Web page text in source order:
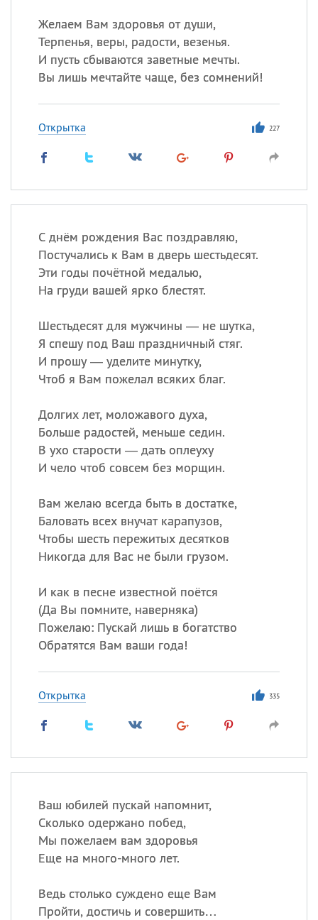
Желаем Вам здоровья от души,
Терпенья, веры, радости, везенья.
И пусть сбываются заветные мечты.
Вы лишь мечтайте чаще, без сомнений!
Открытка 227
С днём рождения Вас поздравляю,
Постучались к Вам в дверь шестьдесят.
Эти годы почётной медалью,
На груди вашей ярко блестят.
Шестьдесят для мужчины — не шутка,
Я спешу под Ваш праздничный стяг.
И прошу — уделите минутку,
Чтоб я Вам пожелал всяких благ.
Долгих лет, моложавого духа,
Больше радостей, меньше седин.
В ухо старости — дать оплеуху
И чело чтоб совсем без морщин.
Вам желаю всегда быть в достатке,
Баловать всех внучат карапузов,
Чтобы шесть пережитых десятков
Никогда для Вас не были грузом.
И как в песне известной поётся
(Да Вы помните, наверняка)
Пожелаю: Пускай лишь в богатство
Обратятся Вам ваши года!
Открытка 335
Ваш юбилей пускай напомнит,
Сколько одержано побед,
Мы пожелаем вам здоровья
Еще на много-много лет.
Ведь столько суждено еще Вам
Пройти, достичь и совершить…